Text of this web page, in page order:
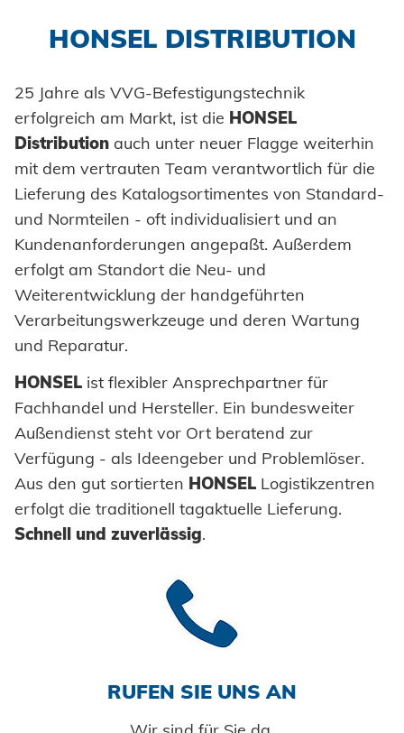
Stanzelemente
Coils
Achsenklemmen
Bolzen
Hülsen
Industrieniete
Sonderteile
Prozessüberwachung
Verarbeitung Einpresselemente
Honsel France
HONSEL-GRUPPE
zur Übersicht
Historie
Menschen + Werte
Nachhaltigkeit
Honsel Projekte
HONSEL THEMEN
zur Übersicht
Werkzeugwelt
Fachhandel
Industrie
KOMPETENZ
FERTIGUNG
zur Übersicht
Entwicklung
Werkzeugbau
Kaltumformung
Weiterbearbeitung
Qualitätssicherung
SUPPLY CHAIN
Logistik
Lieferbereitschaft
KNOW-HOW
Innovation
Zertifikate
Zulassungen
BRANCHENLÖSUNGEN
Karosserie
Powertrain
Fahrzeugbau
Maritim
SERVICE
SUPPORT
zur Übersicht
Beratung
Schulung
Tipps & Tricks
WERKZEUG-SERVICE
Wartung und Reparatur
Instandhaltung Anlagen
DOWNLOADS
DOWNLOADS
Kataloge und Printmedien
Bildmaterial
CAD Downloads
Zertifikate und Dokumente
KARRIERE
KARRIERE @ HONSEL
Stellenangebote
Wir bilden aus
Berufe bei Honsel
KONTAKT
Suche
HONSEL DISTRIBUTION
25 Jahre als VVG-Befestigungstechnik
erfolgreich am Markt, ist die HONSEL
Distribution auch unter neuer Flagge weiterhin
mit dem vertrauten Team verantwortlich für die
Lieferung des Katalogsortimentes von Standard-
und Normteilen - oft individualisiert und an
Kundenanforderungen angepaßt. Außerdem
erfolgt am Standort die Neu- und
Weiterentwicklung der handgeführten
Verarbeitungswerkzeuge und deren Wartung
und Reparatur.
HONSEL ist flexibler Ansprechpartner für
Fachhandel und Hersteller. Ein bundesweiter
Außendienst steht vor Ort beratend zur
Verfügung - als Ideengeber und Problemlöser.
Aus den gut sortierten HONSEL Logistikzentren
erfolgt die traditionell tagaktuelle Lieferung.
Schnell und zuverlässig.
RUFEN SIE UNS AN